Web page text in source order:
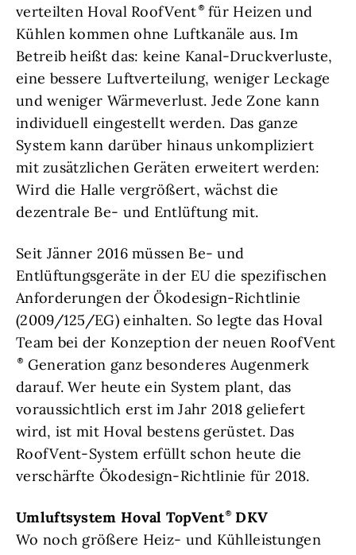
verteilten Hoval RoofVent für Heizen und
Kühlen kommen ohne Luftkanäle aus. Im
Betreib heißt das: keine Kanal-Druckverluste,
eine bessere Luftverteilung, weniger Leckage
und weniger Wärmeverlust. Jede Zone kann
individuell eingestellt werden. Das ganze
System kann darüber hinaus unkompliziert
mit zusätzlichen Geräten erweitert werden:
Wird die Halle vergrößert, wächst die
dezentrale Be- und Entlüftung mit.
Seit Jänner 2016 müssen Be- und
Entlüftungsgeräte in der EU die spezifischen
Anforderungen der Ökodesign-Richtlinie
(2009/125/EG) einhalten. So legte das Hoval
Team bei der Konzeption der neuen RoofVent
Generation ganz besonderes Augenmerk
darauf. Wer heute ein System plant, das
voraussichtlich erst im Jahr 2018 geliefert
wird, ist mit Hoval bestens gerüstet. Das
RoofVent-System erfüllt schon heute die
verschärfte Ökodesign-Richtlinie für 2018.
Umluftsystem Hoval TopVent
DKV
Wo noch größere Heiz- und Kühlleistungen